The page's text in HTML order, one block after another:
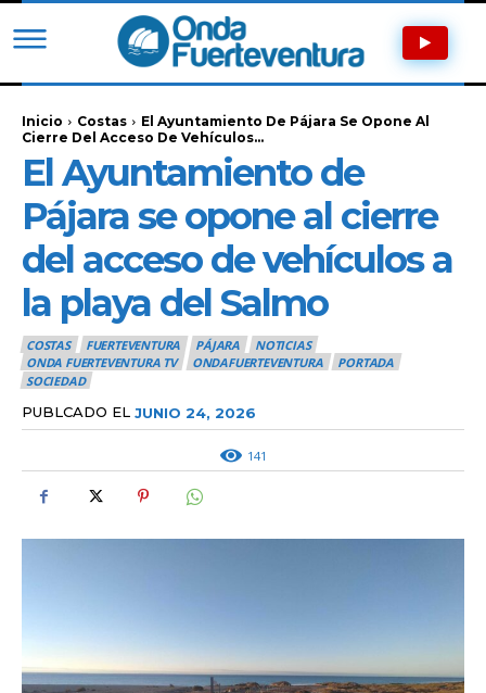
Inicio Costas
El Ayuntamiento De Pájara Se Opone Al
Cierre Del Acceso De Vehículos...
El Ayuntamiento de
Pájara se opone al cierre
del acceso de vehículos a
la playa del Salmo
COSTAS FUERTEVENTURA PÁJARA
NOTICIAS
ONDA FUERTEVENTURA TV
ONDAFUERTEVENTURA
PORTADA
SOCIEDAD
PUBLCADO EL JUNIO 24, 2026
141